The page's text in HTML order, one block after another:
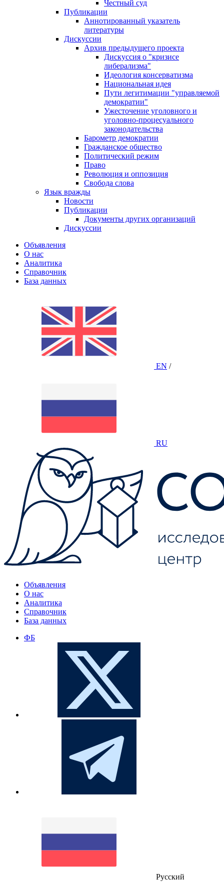
Честный суд
Публикации
Аннотированный указатель
литературы
Дискуссии
Архив предыдущего проекта
Дискуссия о "кризисе
либерализма"
Идеология консерватизма
Национальная идея
Пути легитимации "управляемой
демократии"
Ужесточение уголовного и
уголовно-процесуального
законодательства
Барометр демократии
Гражданское общество
Политический режим
Право
Революция и оппозиция
Свобода слова
Язык вражды
Новости
Публикации
Документы других организаций
Дискуссии
Объявления
О нас
Аналитика
Справочник
База данных
EN /
RU
Объявления
О нас
Аналитика
Справочник
База данных
ФБ
Русский